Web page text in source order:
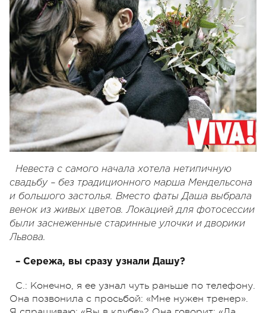
Невеста с самого начала хотела нетипичную
свадьбу – без традиционного марша Мендельсона
и большого застолья. Вместо фаты Даша выбрала
венок из живых цветов. Локацией для фотосессии
были заснеженные старинные улочки и дворики
Львова.
– Сережа, вы сразу узнали Дашу?
C.: Конечно, я ее узнал чуть раньше по телефону.
Она позвонила с просьбой: «Мне нужен тренер».